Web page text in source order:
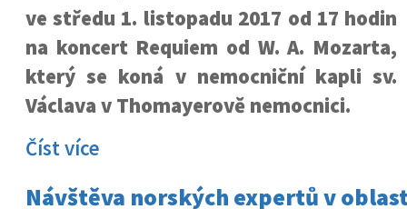
ve středu 1. listopadu 2017 od 17 hodin
na koncert Requiem od W. A. Mozarta,
který se koná v nemocniční kapli sv.
Václava v Thomayerově nemocnici.
Číst více
Návštěva norských expertů v